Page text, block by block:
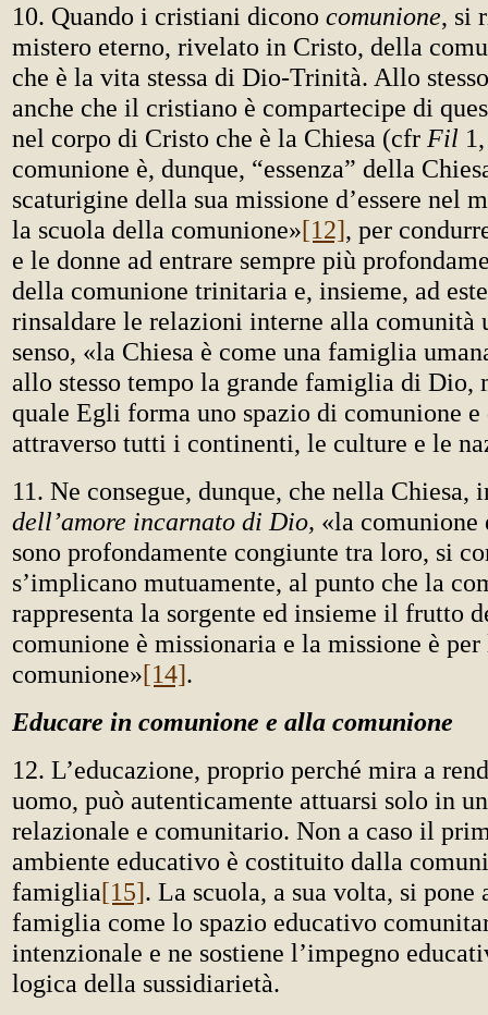
10. Quando i cristiani dicono comunione, si
mistero eterno, rivelato in Cristo, della
che è la vita stessa di Dio-Trinità. Allo
anche che il cristiano è compartecipe di
nel corpo di Cristo che è la Chiesa (cfr Fil
comunione è, dunque, “essenza” della
scaturigine della sua missione d’essere nel
la scuola della comunione»[12], per
e le donne ad entrare sempre più
della comunione trinitaria e, insieme, ad
rinsaldare le relazioni interne alla comunità
senso, «la Chiesa è come una famiglia
allo stesso tempo la grande famiglia di Dio,
quale Egli forma uno spazio di comunione
attraverso tutti i continenti, le culture e le
11. Ne consegue, dunque, che nella Chiesa,
dell’amore incarnato di Dio, «la comunione
sono profondamente congiunte tra loro, si
s’implicano mutuamente, al punto che la
rappresenta la sorgente ed insieme il frutto
comunione è missionaria e la missione è per
comunione»[14].
Educare in comunione e alla comunione
12. L’educazione, proprio perché mira a
uomo, può autenticamente attuarsi solo in
relazionale e comunitario. Non a caso il
ambiente educativo è costituito dalla
famiglia[15]. La scuola, a sua volta, si pone
famiglia come lo spazio educativo
intenzionale e ne sostiene l’impegno
logica della sussidiarietà.